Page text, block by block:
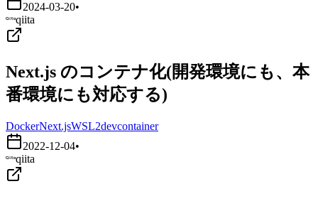
2024-03-20•
qiita
Next.js のコンテナ化(開発環境にも、本
番環境にも対応する)
DockerNext.jsWSL2devcontainer
2022-12-04•
qiita